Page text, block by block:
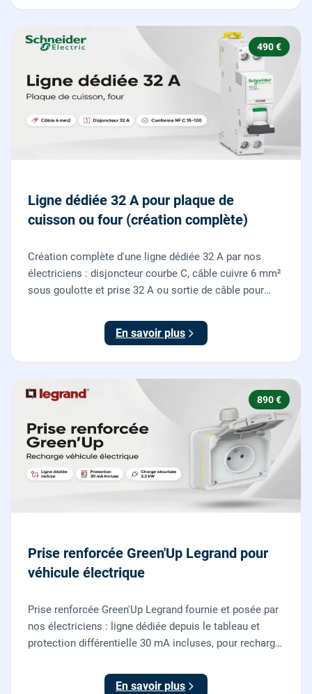
490 €
Ligne dédiée 32 A pour plaque de
cuisson ou four (création complète)
Création complète d'une ligne dédiée 32 A par nos
électriciens : disjoncteur courbe C, câble cuivre 6 mm²
sous goulotte et prise 32 A ou sortie de câble pour
En savoir plus
890 €
Prise renforcée Green'Up Legrand pour
véhicule électrique
Prise renforcée Green'Up Legrand fournie et posée par
nos électriciens : ligne dédiée depuis le tableau et
protection différentielle 30 mA incluses, pour recharger
En savoir plus